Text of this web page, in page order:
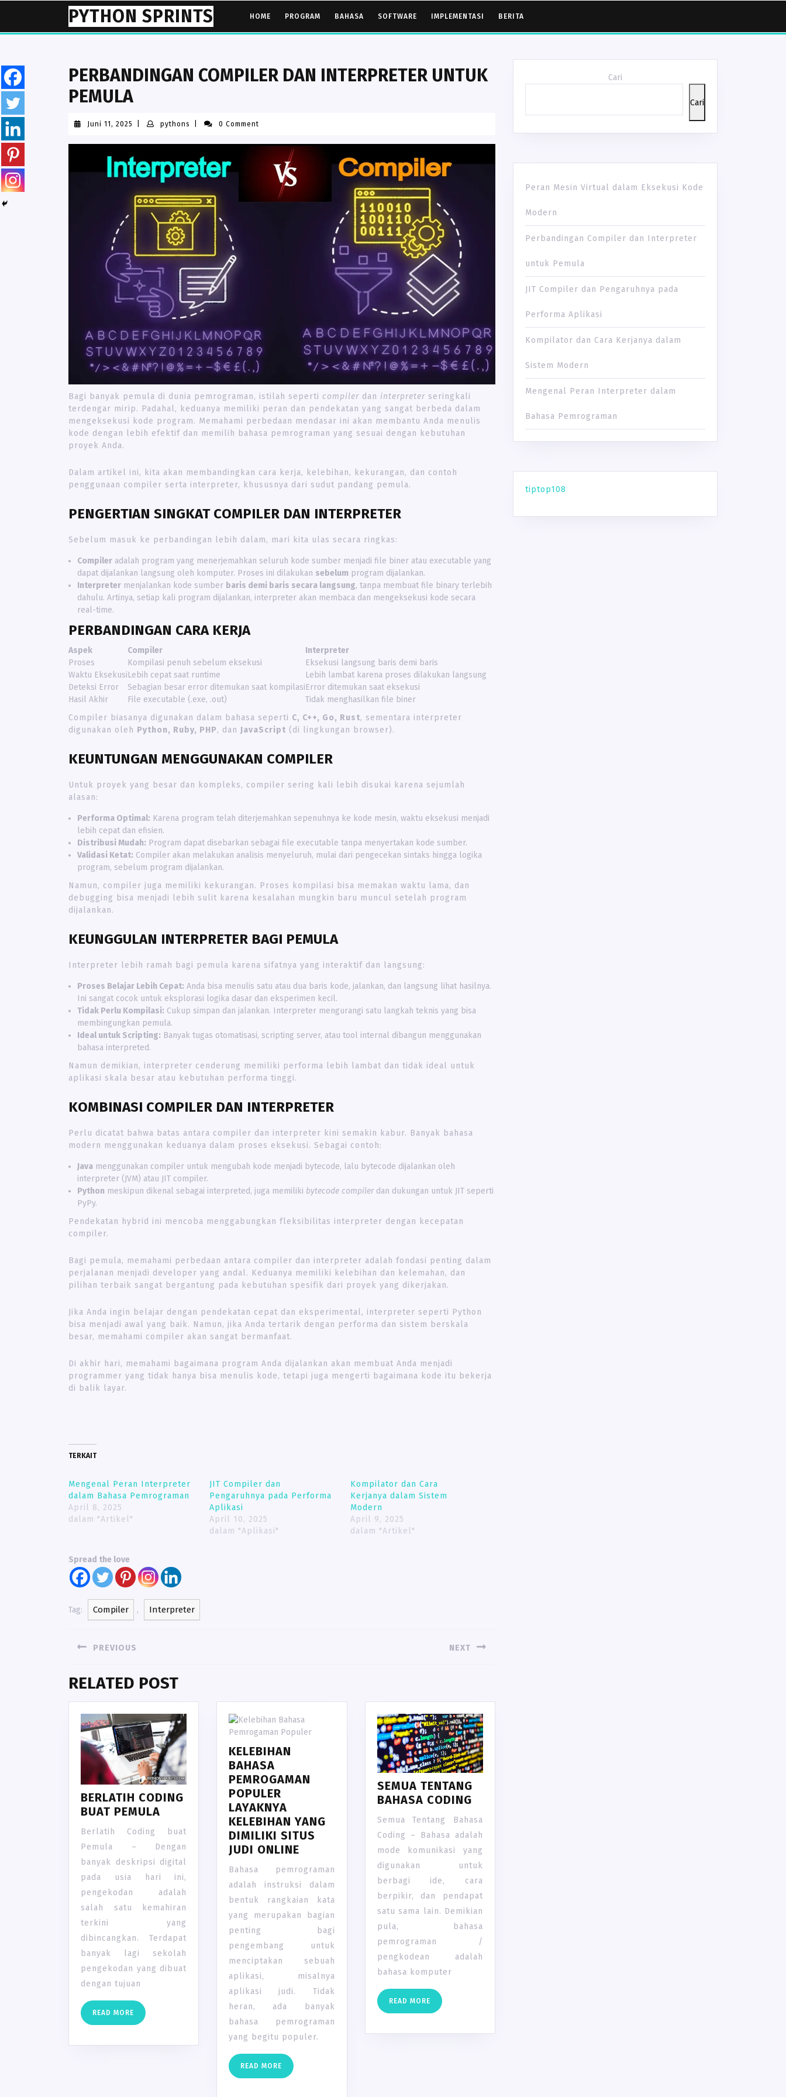
content
PYTHON SPRINTS HOME PROGRAM BAHASA SOFTWARE IMPLEMENTASI BERITA
PERBANDINGAN COMPILER DAN INTERPRETER UNTUK
PEMULA
Juni 11, 2025
2025
pythons pythons0 Comment
Bagi banyak pemula di dunia pemrograman, istilah seperti compiler dan interpreter seringkali
terdengar mirip. Padahal, keduanya memiliki peran dan pendekatan yang sangat berbeda dalam
mengeksekusi kode program. Memahami perbedaan mendasar ini akan membantu Anda menulis
kode dengan lebih efektif dan memilih bahasa pemrograman yang sesuai dengan kebutuhan
proyek Anda.
Dalam artikel ini, kita akan membandingkan cara kerja, kelebihan, kekurangan, dan contoh
penggunaan compiler serta interpreter, khususnya dari sudut pandang pemula.
PENGERTIAN SINGKAT COMPILER DAN INTERPRETER
Sebelum masuk ke perbandingan lebih dalam, mari kita ulas secara ringkas:
Compiler adalah program yang menerjemahkan seluruh kode sumber menjadi file biner atau executable yang
dapat dijalankan langsung oleh komputer. Proses ini dilakukan sebelum program dijalankan.
Interpreter menjalankan kode sumber baris demi baris secara langsung, tanpa membuat file binary terlebih
dahulu. Artinya, setiap kali program dijalankan, interpreter akan membaca dan mengeksekusi kode secara
real-time.
PERBANDINGAN CARA KERJA
Aspek Compiler
Interpreter
Proses
Kompilasi penuh sebelum eksekusi
Eksekusi langsung baris demi baris
Waktu EksekusiLebih cepat saat runtime
Lebih lambat karena proses dilakukan langsung
Deteksi Error
Sebagian besar error ditemukan saat kompilasiError ditemukan saat eksekusi
Hasil Akhir
File executable (.exe, .out)
Tidak menghasilkan file biner
Compiler biasanya digunakan dalam bahasa seperti C, C++, Go, Rust, sementara interpreter
digunakan oleh Python, Ruby, PHP, dan JavaScript (di lingkungan browser).
KEUNTUNGAN MENGGUNAKAN COMPILER
Untuk proyek yang besar dan kompleks, compiler sering kali lebih disukai karena sejumlah
alasan:
Performa Optimal: Karena program telah diterjemahkan sepenuhnya ke kode mesin, waktu eksekusi menjadi
lebih cepat dan efisien.
Distribusi Mudah: Program dapat disebarkan sebagai file executable tanpa menyertakan kode sumber.
Validasi Ketat: Compiler akan melakukan analisis menyeluruh, mulai dari pengecekan sintaks hingga logika
program, sebelum program dijalankan.
Namun, compiler juga memiliki kekurangan. Proses kompilasi bisa memakan waktu lama, dan
debugging bisa menjadi lebih sulit karena kesalahan mungkin baru muncul setelah program
dijalankan.
KEUNGGULAN INTERPRETER BAGI PEMULA
Interpreter lebih ramah bagi pemula karena sifatnya yang interaktif dan langsung:
Proses Belajar Lebih Cepat: Anda bisa menulis satu atau dua baris kode, jalankan, dan langsung lihat hasilnya.
Ini sangat cocok untuk eksplorasi logika dasar dan eksperimen kecil.
Tidak Perlu Kompilasi: Cukup simpan dan jalankan. Interpreter mengurangi satu langkah teknis yang bisa
membingungkan pemula.
Ideal untuk Scripting: Banyak tugas otomatisasi, scripting server, atau tool internal dibangun menggunakan
bahasa interpreted.
Namun demikian, interpreter cenderung memiliki performa lebih lambat dan tidak ideal untuk
aplikasi skala besar atau kebutuhan performa tinggi.
KOMBINASI COMPILER DAN INTERPRETER
Perlu dicatat bahwa batas antara compiler dan interpreter kini semakin kabur. Banyak bahasa
modern menggunakan keduanya dalam proses eksekusi. Sebagai contoh:
Java menggunakan compiler untuk mengubah kode menjadi bytecode, lalu bytecode dijalankan oleh
interpreter (JVM) atau JIT compiler.
Python meskipun dikenal sebagai interpreted, juga memiliki bytecode compilerdan dukungan untuk JIT seperti
PyPy.
Pendekatan hybrid ini mencoba menggabungkan fleksibilitas interpreter dengan kecepatan
compiler.
Bagi pemula, memahami perbedaan antara compiler dan interpreter adalah fondasi penting dalam
perjalanan menjadi developer yang andal. Keduanya memiliki kelebihan dan kelemahan, dan
pilihan terbaik sangat bergantung pada kebutuhan spesifik dari proyek yang dikerjakan.
Jika Anda ingin belajar dengan pendekatan cepat dan eksperimental, interpreter seperti Python
bisa menjadi awal yang baik. Namun, jika Anda tertarik dengan performa dan sistem berskala
besar, memahami compiler akan sangat bermanfaat.
Di akhir hari, memahami bagaimana program Anda dijalankan akan membuat Anda menjadi
programmer yang tidak hanya bisa menulis kode, tetapi juga mengerti bagaimana kode itu bekerja
di balik layar.
TERKAIT
Mengenal Peran Interpreter
dalam Bahasa Pemrograman
April 8, 2025
dalam "Artikel"
JIT Compiler dan
Pengaruhnya pada Performa
Aplikasi
April 10, 2025
dalam "Aplikasi"
Kompilator dan Cara
Kerjanya dalam Sistem
Modern
April 9, 2025
dalam "Artikel"
Spread the love
Tag: Compiler , Interpreter
POSPREVIOUS
post:
NEXT
RELATED POST
BERLATIH CODING
BUAT PEMULA
Berlatih Coding buat
Pemula – Dengan
banyak deskripsi digital
pada usia hari ini,
pengekodan adalah
salah satu kemahiran
terkini yang
dibincangkan. Terdapat
banyak lagi sekolah
pengekodan yang dibuat
dengan tujuan
READ MORE READ
MORE
KELEBIHAN
BAHASA
PEMROGAMAN
POPULER
LAYAKNYA
KELEBIHAN YANG
DIMILIKI SITUS
JUDI ONLINE
Bahasa pemrograman
adalah instruksi dalam
bentuk rangkaian kata
yang merupakan bagian
penting bagi
pengembang untuk
menciptakan sebuah
aplikasi, misalnya
aplikasi judi. Tidak
heran, ada banyak
bahasa pemrograman
yang begitu populer.
READ MORE READ
MORE
SEMUA TENTANG
BAHASA CODING
Semua Tentang Bahasa
Coding – Bahasa adalah
mode komunikasi yang
digunakan untuk
berbagi ide, cara
berpikir, dan pendapat
satu sama lain. Demikian
pula, bahasa
pemrograman /
pengkodean adalah
bahasa komputer
READ MOREREAD
MORE
Cari
Cari
Peran Mesin Virtual dalam Eksekusi Kode
Modern
Perbandingan Compiler dan Interpreter
untuk Pemula
JIT Compiler dan Pengaruhnya pada
Performa Aplikasi
Kompilator dan Cara Kerjanya dalam
Sistem Modern
Mengenal Peran Interpreter dalam
Bahasa Pemrograman
tiptop108